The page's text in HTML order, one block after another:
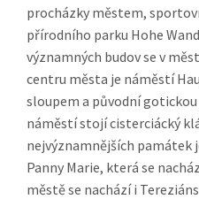
procházky městem,
přírodního parku Hohe
významných budov se v
centru města je náměstí
sloupem a původní gotickou
náměstí stojí cisterciácký
nejvýznamnějších památek
Panny Marie, která se
městě se nachází i